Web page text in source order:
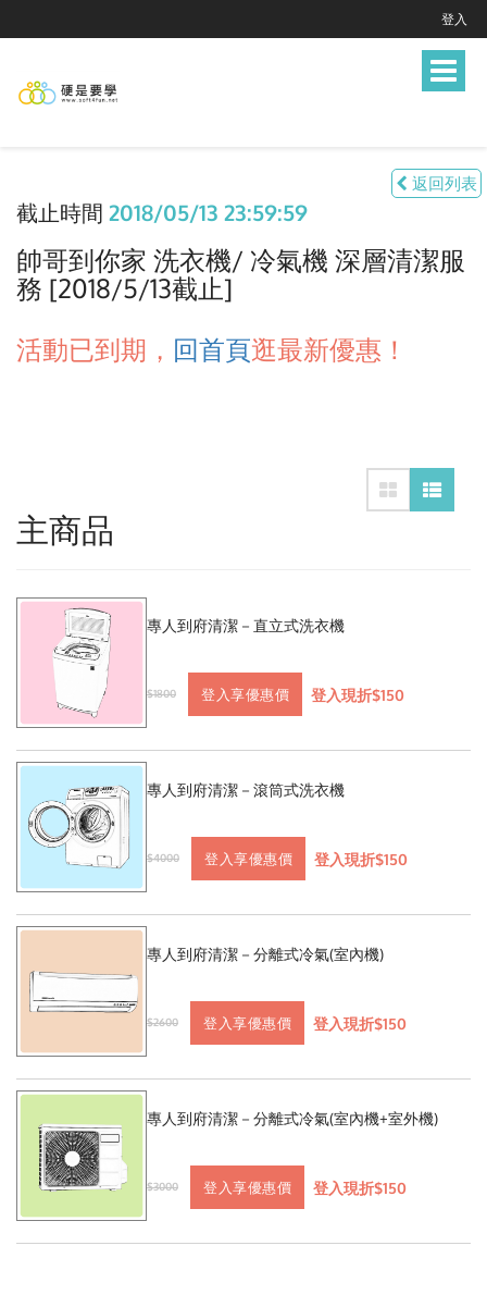
登入
Toggle
返回列表
截止時間 2018/05/13 23:59:59
帥哥到你家 洗衣機/ 冷氣機 深層清潔服
務 [2018/5/13截止]
活動已到期， 回首頁逛最新優惠！
主商品
專人到府清潔－直立式洗衣機
$1800 登入享優惠價 登入現折$150
專人到府清潔－滾筒式洗衣機
$4000 登入享優惠價 登入現折$150
專人到府清潔－分離式冷氣(室內機)
$2600 登入享優惠價 登入現折$150
專人到府清潔－分離式冷氣(室內機+室外機)
$3000 登入享優惠價 登入現折$150